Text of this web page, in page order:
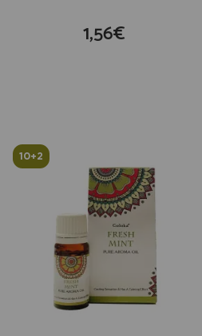
1,56€
10+2